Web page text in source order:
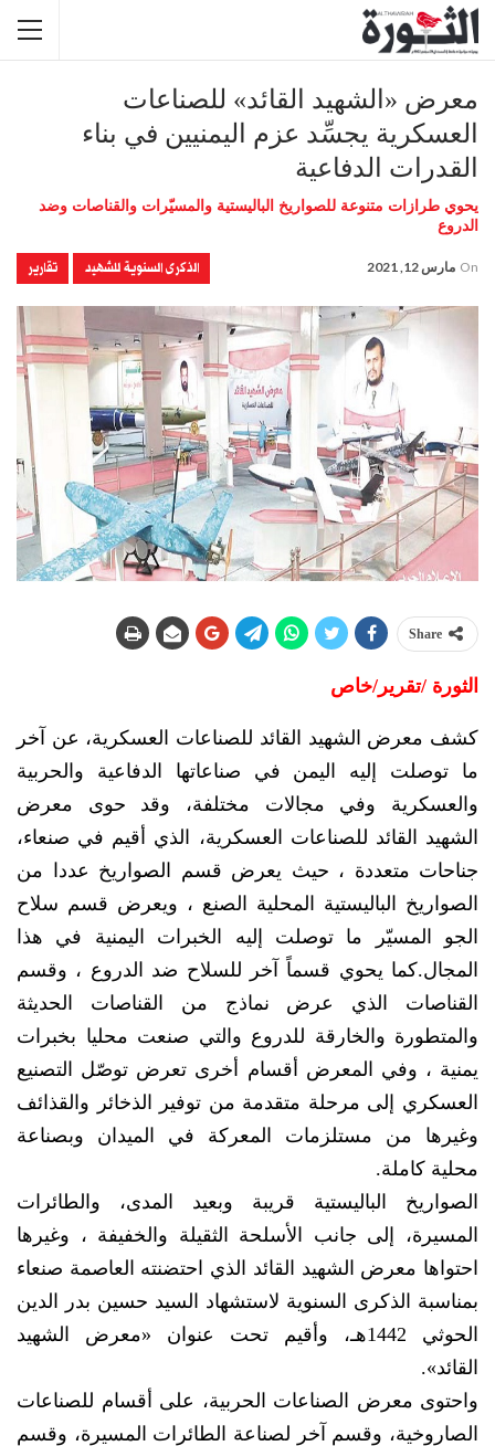
معرض «الشهيد القائد» للصناعات
العسكرية يجسِّد عزم اليمنيين في بناء
القدرات الدفاعية
يحوي طرازات متنوعة للصواريخ الباليستية والمسيّرات والقناصات وضد
الدروع
الذكرى السنوية للشهيد تقارير On مارس 12, 2021
Share
الثورة /تقرير/خاص
كشف معرض الشهيد القائد للصناعات العسكرية، عن آخر
ما توصلت إليه اليمن في صناعاتها الدفاعية والحربية
والعسكرية وفي مجالات مختلفة، وقد حوى معرض
الشهيد القائد للصناعات العسكرية، الذي أقيم في صنعاء،
جناحات متعددة ، حيث يعرض قسم الصواريخ عددا من
الصواريخ الباليستية المحلية الصنع ، ويعرض قسم سلاح
الجو المسيّر ما توصلت إليه الخبرات اليمنية في هذا
المجال.كما يحوي قسماً آخر للسلاح ضد الدروع ، وقسم
القناصات الذي عرض نماذج من القناصات الحديثة
والمتطورة والخارقة للدروع والتي صنعت محليا بخبرات
يمنية ، وفي المعرض أقسام أخرى تعرض توصّل التصنيع
العسكري إلى مرحلة متقدمة من توفير الذخائر والقذائف
وغيرها من مستلزمات المعركة في الميدان وبصناعة
محلية كاملة.
الصواريخ الباليستية قريبة وبعيد المدى، والطائرات
المسيرة، إلى جانب الأسلحة الثقيلة والخفيفة ، وغيرها
احتواها معرض الشهيد القائد الذي احتضنته العاصمة صنعاء
بمناسبة الذكرى السنوية لاستشهاد السيد حسين بدر الدين
الحوثي 1442هـ، وأقيم تحت عنوان «معرض الشهيد
القائد».
واحتوى معرض الصناعات الحربية، على أقسام للصناعات
الصاروخية، وقسم آخر لصناعة الطائرات المسيرة، وقسم